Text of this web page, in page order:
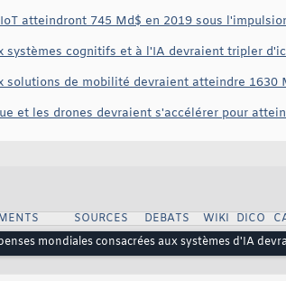
atteindront 745 Md$ en 2019 sous
systèmes cognitifs et à l'IA devraient tripler
solutions de mobilité devraient atteindre
et les drones devraient s'accélérer pour
SOURCES DEBATS WIKI DICO
mondiales consacrées aux systèmes d'IA